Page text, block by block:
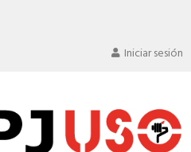
Iniciar sesión